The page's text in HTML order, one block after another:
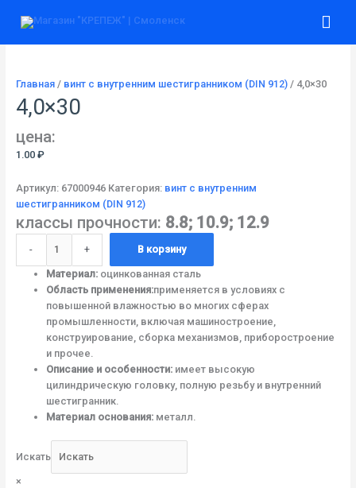
Главная/ винт с внутренним шестигранником (DIN 912)/ 4,0×30
4,0×30
цена:
1.00 ₽
Артикул: 67000946 Категория: винт с внутренним
шестигранником (DIN 912)
классы прочности: 8.8; 10.9; 12.9
-
товара
+ В корзину
Материал:оцинкованная сталь
Область применения:применяется в условиях с
повышенной влажностью во многих сферах
промышленности, включая машиностроение,
конструирование, сборка механизмов, приборостроение
и прочее.
Описание и особенности:имеет высокую
цилиндрическую головку, полную резьбу и внутренний
шестигранник.
Материал основания:металл.
Искать
×